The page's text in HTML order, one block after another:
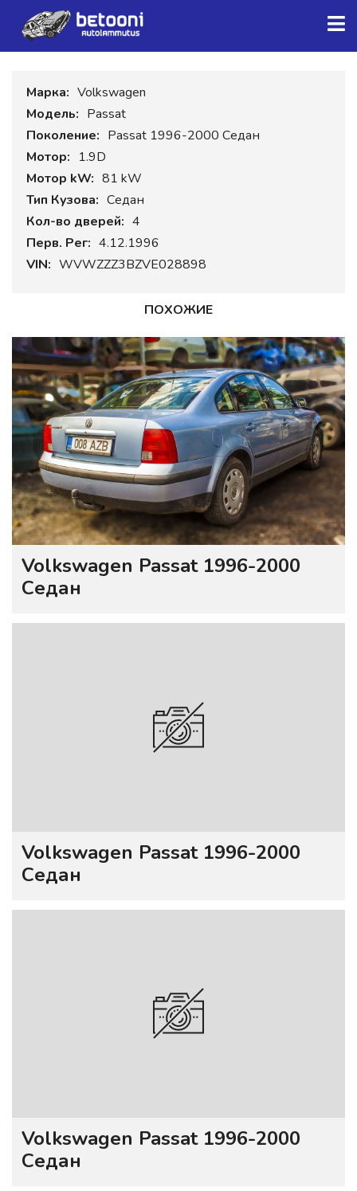
Марка: Volkswagen
Модель: Passat
Поколение: Passat 1996-2000 Седан
Мотор: 1.9D
Мотор kW: 81 kW
Тип Кузова: Седан
Кол-во дверей: 4
Перв. Рег: 4.12.1996
VIN: WVWZZZ3BZVE028898
ПОХОЖИЕ
Volkswagen Passat 1996-2000
Седан
Volkswagen Passat 1996-2000
Седан
Volkswagen Passat 1996-2000
Седан